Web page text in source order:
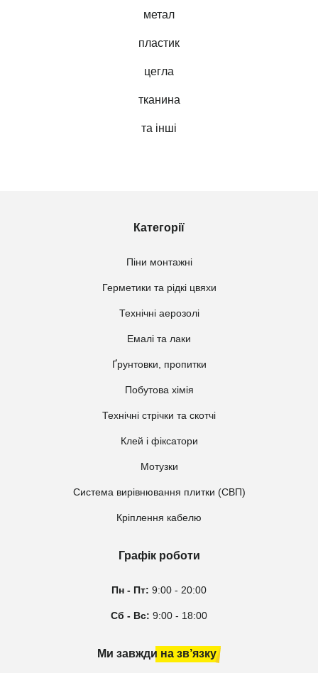
метал
пластик
цегла
тканина
та інші
Категорії
Піни монтажні
Герметики та рідкі цвяхи
Технічні аерозолі
Емалі та лаки
Ґрунтовки, пропитки
Побутова хімія
Технічні стрічки та скотчі
Клей і фіксатори
Мотузки
Система вирівнювання плитки (СВП)
Кріплення кабелю
Графік роботи
Пн - Пт: 9:00 - 20:00
Сб - Вс: 9:00 - 18:00
Ми завжди на зв’язку